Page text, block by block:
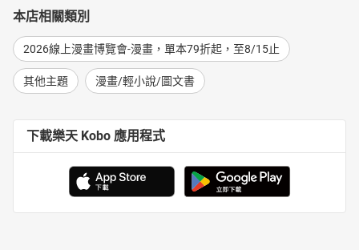
本店相關類別
2026線上漫畫博覽會-漫畫，單本79折起，至8/15止
其他主題 漫畫/輕小說/圖文書
下載樂天 Kobo 應用程式